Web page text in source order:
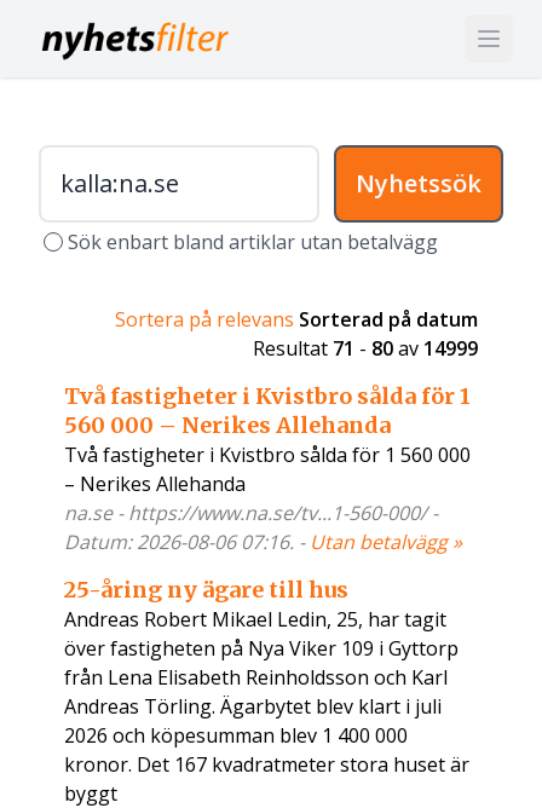
Nyhetssök
Sök enbart bland artiklar utan betalvägg
Sortera på relevans Sorterad på datum
Resultat 71 - 80av 14999
Två fastigheter i Kvistbro sålda för 1
560 000 – Nerikes Allehanda
Två fastigheter i Kvistbro sålda för 1 560 000
– Nerikes Allehanda
na.se - https://www.na.se/tv...1-560-000/ -
Datum: 2026-08-06 07:16. - Utan betalvägg »
25-åring ny ägare till hus
Andreas Robert Mikael Ledin, 25, har tagit
över fastigheten på Nya Viker 109 i Gyttorp
från Lena Elisabeth Reinholdsson och Karl
Andreas Törling. Ägarbytet blev klart i juli
2026 och köpesumman blev 1 400 000
kronor. Det 167 kvadratmeter stora huset är
byggt